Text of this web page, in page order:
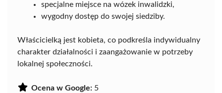
specjalne miejsce na wózek inwalidzki,
wygodny dostęp do swojej siedziby.
Właścicielką jest kobieta, co podkreśla indywidualny
charakter działalności i zaangażowanie w potrzeby
lokalnej społeczności.
Ocena w Google: 5